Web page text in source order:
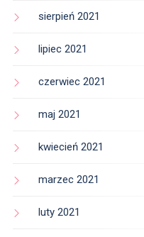
sierpień 2021
lipiec 2021
czerwiec 2021
maj 2021
kwiecień 2021
marzec 2021
luty 2021